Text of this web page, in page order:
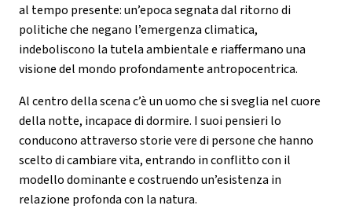
al tempo presente: un’epoca segnata dal ritorno di
politiche che negano l’emergenza climatica,
indeboliscono la tutela ambientale e riaffermano una
visione del mondo profondamente antropocentrica.
Al centro della scena c’è un uomo che si sveglia nel cuore
della notte, incapace di dormire. I suoi pensieri lo
conducono attraverso storie vere di persone che hanno
scelto di cambiare vita, entrando in conflitto con il
modello dominante e costruendo un’esistenza in
relazione profonda con la natura.